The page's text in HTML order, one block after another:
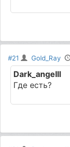
#21 Gold_Ray
Dark_angelll
Где есть?